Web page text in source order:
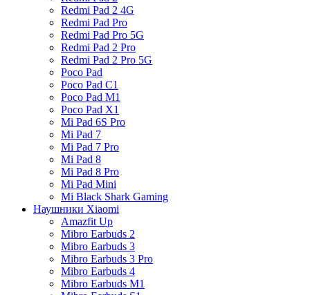
Redmi Pad 2 4G
Redmi Pad Pro
Redmi Pad Pro 5G
Redmi Pad 2 Pro
Redmi Pad 2 Pro 5G
Poco Pad
Poco Pad C1
Poco Pad M1
Poco Pad X1
Mi Pad 6S Pro
Mi Pad 7
Mi Pad 7 Pro
Mi Pad 8
Mi Pad 8 Pro
Mi Pad Mini
Mi Black Shark Gaming
Наушники Xiaomi
Amazfit Up
Mibro Earbuds 2
Mibro Earbuds 3
Mibro Earbuds 3 Pro
Mibro Earbuds 4
Mibro Earbuds M1